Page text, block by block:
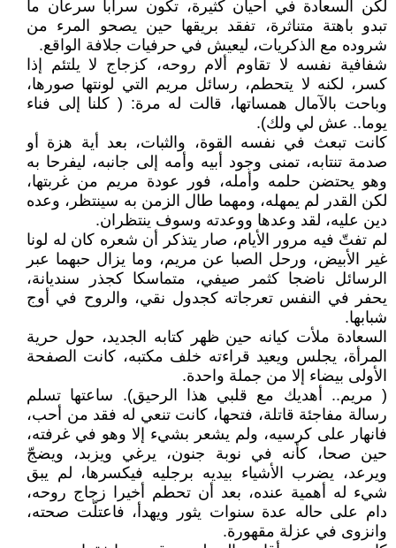
لكن السعادة في أحيان كثيرة، تكون سرابا سرعان ما
تبدو باهتة متناثرة، تفقد بريقها حين يصحو المرء من
شروده مع الذكريات، ليعيش في حرفيات جلافة الواقع.
شفافية نفسه لا تقاوم ألام روحه، كزجاج لا يلتئم إذا
كسر، لكنه لا يتحطم، رسائل مريم التي لونتها صورها،
وباحت بالآمال همساتها، قالت له مرة: ( كلنا إلى فناء
يوما.. عش لي ولك).
كانت تبعث في نفسه القوة، والثبات، بعد أية هزة أو
صدمة تنتابه، تمنى وجود أبيه وأمه إلى جانبه، ليفرحا به
وهو يحتضن حلمه وأمله، فور عودة مريم من غربتها،
لكن القدر لم يمهله، ومهما طال الزمن به سينتظر، وعده
دين عليه، لقد وعدها ووعدته وسوف ينتظران.
لم تفتّ فيه مرور الأيام، صار يتذكر أن شعره كان له لونا
غير الأبيض، ورحل الصبا عن مريم، وما يزال حبهما عبر
الرسائل ناضجا كثمر صيفي، متماسكا كجذر سنديانة،
يحفر في النفس تعرجاته كجدول نقي، والروح في أوج
شبابها.
السعادة ملأت كيانه حين ظهر كتابه الجديد، حول حرية
المرأة، يجلس ويعيد قراءته خلف مكتبه، كانت الصفحة
الأولى بيضاء إلا من جملة واحدة.
( مريم.. أهديك مع قلبي هذا الرحيق). ساعتها تسلم
رسالة مفاجئة قاتلة، فتحها، كانت تنعي له فقد من أحب،
فانهار على كرسيه، ولم يشعر بشيء إلا وهو في غرفته،
حين صحا، كأنه في نوبة جنون، يرغي ويزبد، ويضجّ
ويرعد، يضرب الأشياء بيديه برجليه فيكسرها، لم يبق
شيء له أهمية عنده، بعد أن تحطم أخيرا زجاج روحه،
دام على حاله عدة سنوات يثور ويهدأ، فاعتلّت صحته،
وانزوى في عزلة مقهورة.